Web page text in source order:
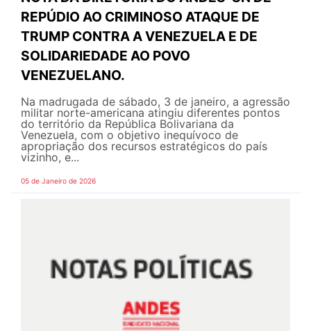
REPÚDIO AO CRIMINOSO ATAQUE DE
TRUMP CONTRA A VENEZUELA E DE
SOLIDARIEDADE AO POVO
VENEZUELANO.
Na madrugada de sábado, 3 de janeiro, a agressão
militar norte-americana atingiu diferentes pontos
do território da República Bolivariana da
Venezuela, com o objetivo inequívoco de
apropriação dos recursos estratégicos do país
vizinho, e...
05 de Janeiro de 2026